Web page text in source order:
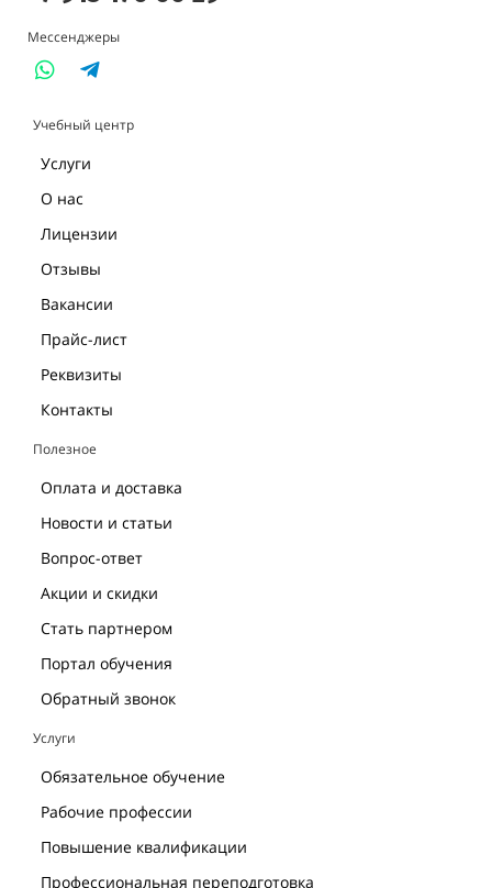
Мессенджеры
Учебный центр
Услуги
О нас
Лицензии
Отзывы
Вакансии
Прайс-лист
Реквизиты
Контакты
Полезное
Оплата и доставка
Новости и статьи
Вопрос-ответ
Акции и скидки
Стать партнером
Портал обучения
Обратный звонок
Услуги
Обязательное обучение
Рабочие профессии
Повышение квалификации
Профессиональная переподготовка